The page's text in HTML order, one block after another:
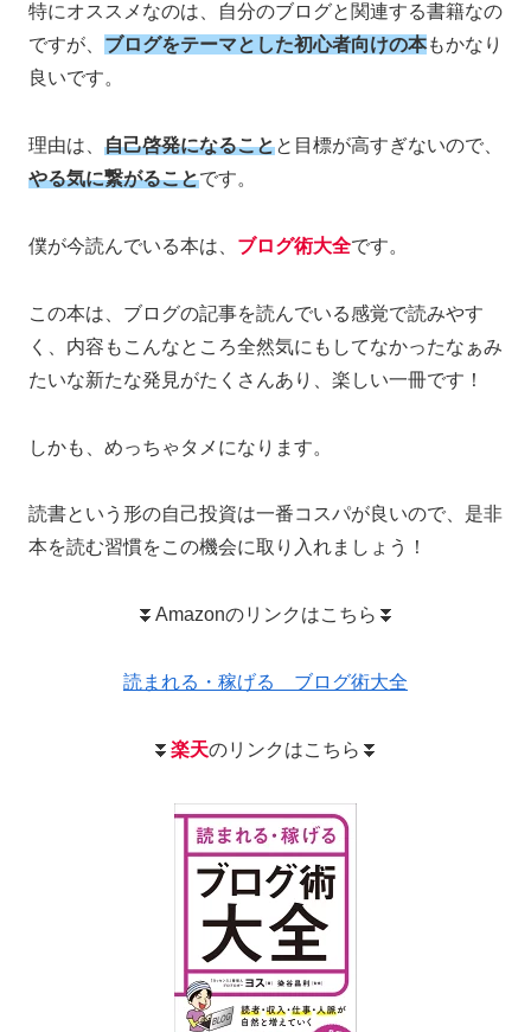
特にオススメなのは、自分のブログと関連する書籍なの
ですが、 ブログをテーマとした初心者向けの本もかなり
良いです。
理由は、 自己啓発になることと目標が高すぎないので、
やる気に繋がることです。
僕が今読んでいる本は、 ブログ術大全です。
この本は、ブログの記事を読んでいる感覚で読みやす
く、内容もこんなところ全然気にもしてなかったなぁみ
たいな新たな発見がたくさんあり、楽しい一冊です！
しかも、めっちゃタメになります。
読書という形の自己投資は一番コスパが良いので、是非
本を読む習慣をこの機会に取り入れましょう！
⏬Amazonのリンクはこちら⏬
読まれる・稼げる ブログ術大全
⏬ 楽天のリンクはこちら⏬